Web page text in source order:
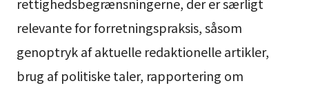
rettighedsbegrænsningerne, der er særligt
relevante for forretningspraksis, såsom
genoptryk af aktuelle redaktionelle artikler,
brug af politiske taler, rapportering om